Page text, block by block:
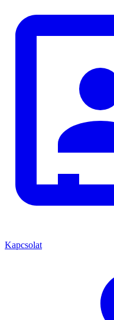
Kapcsolat